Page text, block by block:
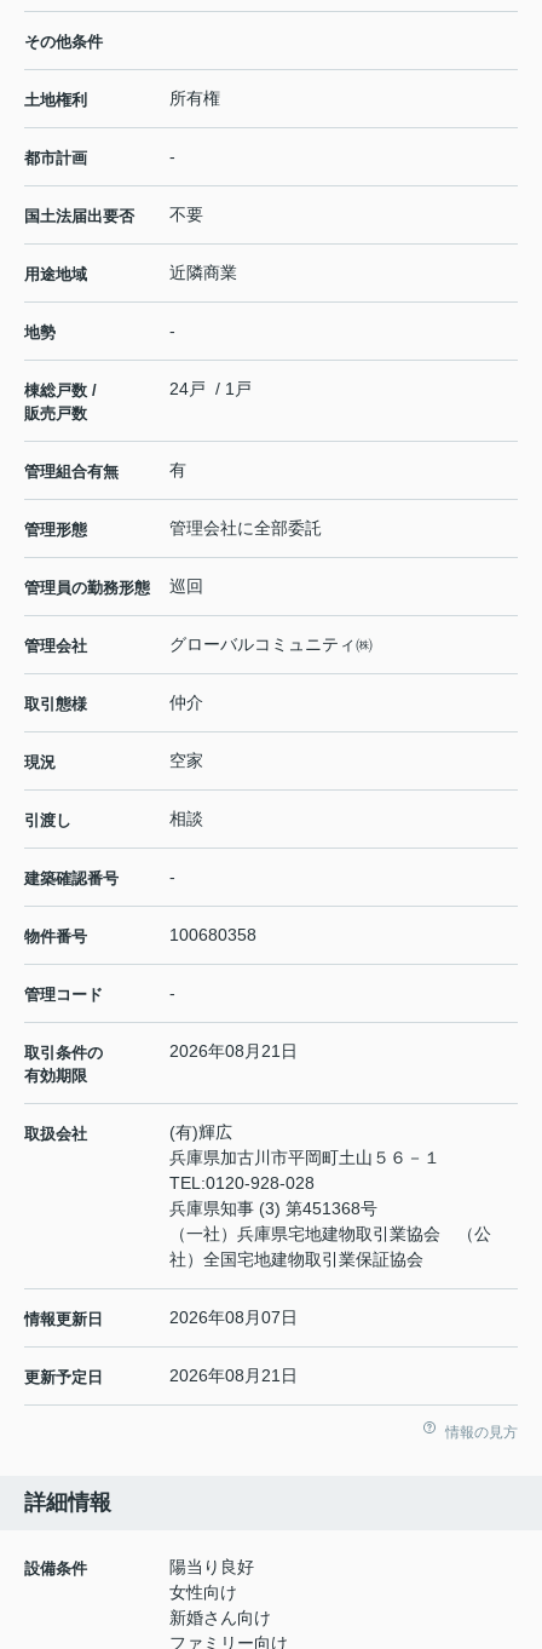
その他条件
土地権利 所有権
都市計画 -
国土法届出要否 不要
用途地域 近隣商業
地勢 -
棟総戸数 /
販売戸数
24戸 / 1戸
管理組合有無 有
管理形態 管理会社に全部委託
管理員の勤務形態 巡回
管理会社 グローバルコミュニティ㈱
取引態様 仲介
現況 空家
引渡し 相談
建築確認番号 -
物件番号 100680358
管理コード -
取引条件の
有効期限
2026年08月21日
取扱会社
(有)輝広
兵庫県加古川市平岡町土山５６－１
TEL:0120-928-028
兵庫県知事 (3) 第451368号
（一社）兵庫県宅地建物取引業協会 （公
社）全国宅地建物取引業保証協会
情報更新日 2026年08月07日
更新予定日 2026年08月21日
情報の見方
詳細情報
設備条件
陽当り良好
女性向け
新婚さん向け
ファミリー向け